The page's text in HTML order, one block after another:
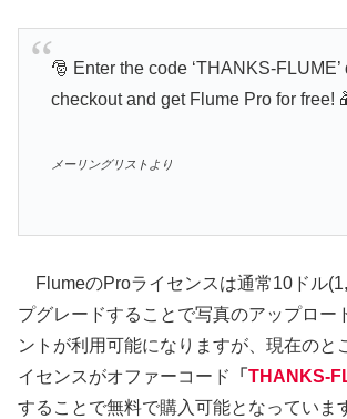
🎅 Enter the code ‘THANKS-FLUME’
checkout and get Flume Pro for free!
メーリングリストより
FlumeのProライセンスは通常10ドル
プグレードすることで写真のアップロー
ントが利用可能になりますが、現在のと
イセンスがオファーコード
「 THANKS-
することで無料で購入可能となっていま